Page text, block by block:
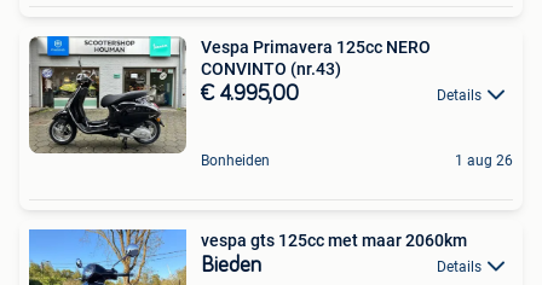
Vespa Primavera 125cc NERO
CONVINTO (nr.43)
€ 4.995,00 Details
Bonheiden 1 aug 26
vespa gts 125cc met maar 2060km
Bieden Details